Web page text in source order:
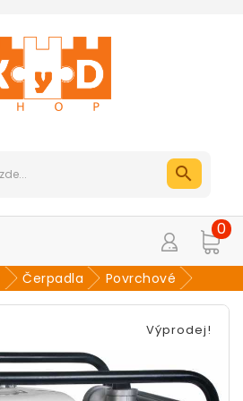
0
Čerpadla Povrchové
Výprodej!